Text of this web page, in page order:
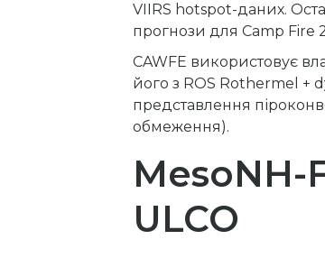
VIIRS hotspot-даних.
прогнози для Camp Fire
CAWFE використовує
його з ROS Rothermel +
представлення
обмеження).
MesoNH-
ULCO